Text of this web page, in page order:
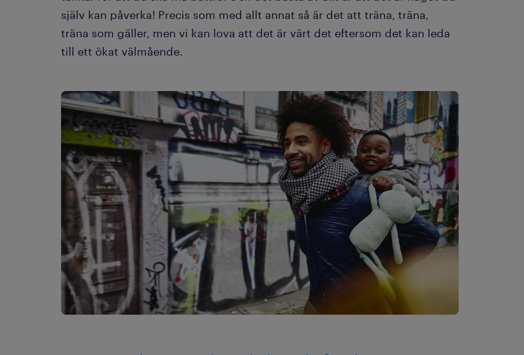
själv kan påverka! Precis som med allt annat så är det att träna, träna,
träna som gäller, men vi kan lova att det är värt det eftersom det kan leda
till ett ökat välmående.